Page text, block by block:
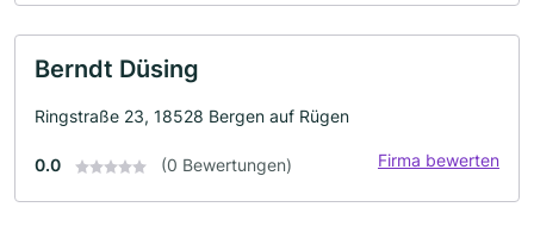
Berndt Düsing
Ringstraße 23, 18528 Bergen auf Rügen
0.0 (0 Bewertungen) Firma bewerten